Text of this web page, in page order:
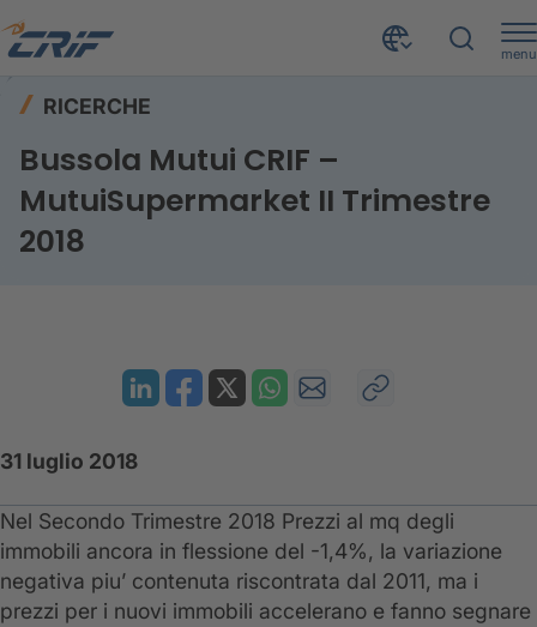
menu
RICERCHE
Bussola Mutui CRIF –
MutuiSupermarket II Trimestre
2018
31 luglio 2018
Nel Secondo Trimestre 2018 Prezzi al mq degli
immobili ancora in flessione del -1,4%, la variazione
negativa piu’ contenuta riscontrata dal 2011, ma i
prezzi per i nuovi immobili accelerano e fanno segnare